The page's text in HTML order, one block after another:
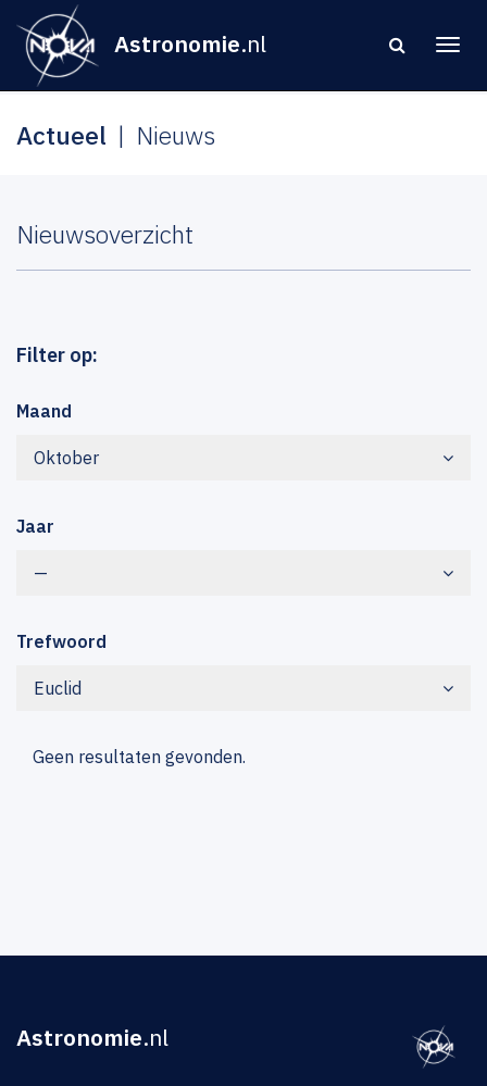
Astronomie.nl
Actueel Nieuws
Nieuwsoverzicht
Filter op:
Maand
Oktober
Jaar
—
Trefwoord
Euclid
Geen resultaten gevonden.
Astronomie.nl